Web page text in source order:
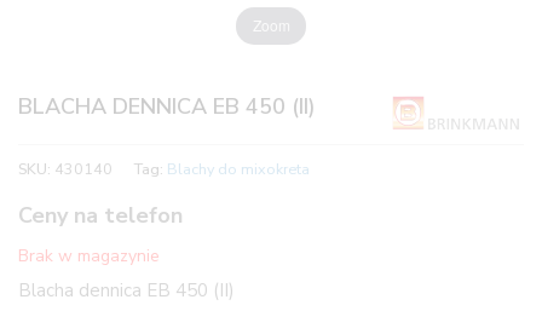
Zoom
BLACHA DENNICA EB 450 (II)
SKU: 430140 Tag: Blachy do mixokreta
Ceny na telefon
Brak w magazynie
Blacha dennica EB 450 (II)